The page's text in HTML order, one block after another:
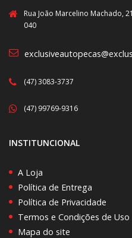
Rua João Marcelino Machado,
040
(47) 3083-3737
(47) 99769-9316
INSTITUNCIONAL
A Loja
Política de Entrega
Política de Privacidade
Termos e Condições de Uso
Mapa do site